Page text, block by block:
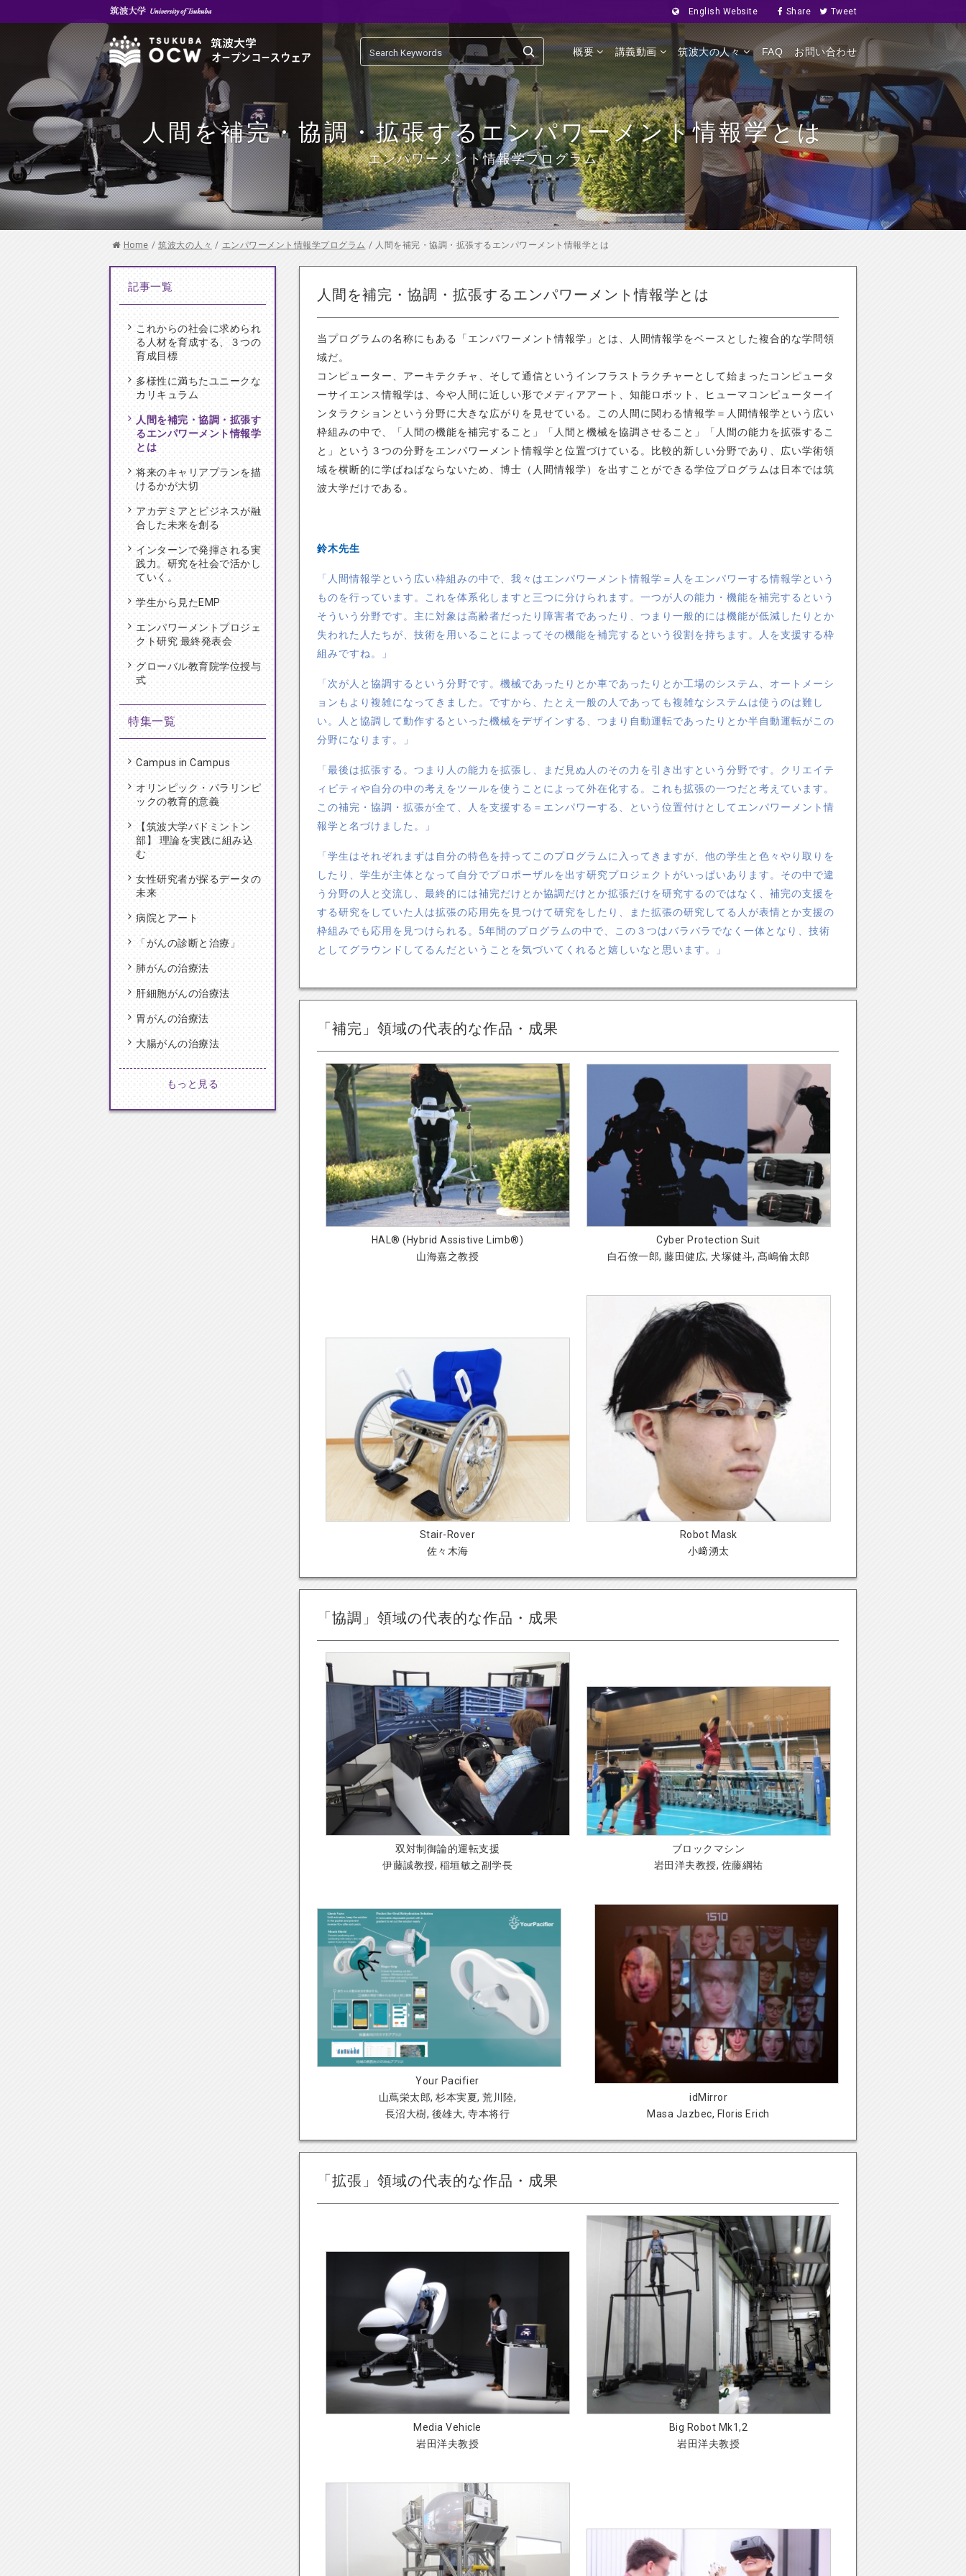
English Website Share Tweet
概要 講義動画 筑波大の人々 FAQ お問い合わせ
人間を補完・協調・拡張するエンパワーメント情報学とは
エンパワーメント情報学プログラム
Home / 筑波大の人々 / エンパワーメント情報学プログラム / 人間を補完・協調・拡張するエンパワーメント情報学とは
人間を補完・協調・拡張するエンパワーメント情報学とは
当プログラムの名称にもある「エンパワーメント情報学」とは、人間情報学をベースとした複合的な学問領
域だ。
コンピューター、アーキテクチャ、そして通信というインフラストラクチャーとして始まったコンピュータ
ーサイエンス情報学は、今や人間に近しい形でメディアアート、知能ロボット、ヒューマコンピューターイ
ンタラクションという分野に大きな広がりを見せている。この人間に関わる情報学＝人間情報学という広い
枠組みの中で、「人間の機能を補完すること」「人間と機械を協調させること」「人間の能力を拡張するこ
と」という３つの分野をエンパワーメント情報学と位置づけている。比較的新しい分野であり、広い学術領
域を横断的に学ばねばならないため、博士（人間情報学）を出すことができる学位プログラムは日本では筑
波大学だけである。
鈴木先生
「人間情報学という広い枠組みの中で、我々はエンパワーメント情報学＝人をエンパワーする情報学という
ものを行っています。これを体系化しますと三つに分けられます。一つが人の能力・機能を補完するという
そういう分野です。主に対象は高齢者だったり障害者であったり、つまり一般的には機能が低減したりとか
失われた人たちが、技術を用いることによってその機能を補完するという役割を持ちます。人を支援する枠
組みですね。」
「次が人と協調するという分野です。機械であったりとか車であったりとか工場のシステム、オートメーシ
ョンもより複雑になってきました。ですから、たとえ一般の人であっても複雑なシステムは使うのは難し
い。人と協調して動作するといった機械をデザインする、つまり自動運転であったりとか半自動運転がこの
分野になります。」
「最後は拡張する。つまり人の能力を拡張し、まだ見ぬ人のその力を引き出すという分野です。クリエイテ
ィビティや自分の中の考えをツールを使うことによって外在化する。これも拡張の一つだと考えています。
この補完・協調・拡張が全て、人を支援する＝エンパワーする、という位置付けとしてエンパワーメント情
報学と名づけました。」
「学生はそれぞれまずは自分の特色を持ってこのプログラムに入ってきますが、他の学生と色々やり取りを
したり、学生が主体となって自分でプロポーザルを出す研究プロジェクトがいっぱいあります。その中で違
う分野の人と交流し、最終的には補完だけとか協調だけとか拡張だけを研究するのではなく、補完の支援を
する研究をしていた人は拡張の応用先を見つけて研究をしたり、また拡張の研究してる人が表情とか支援の
枠組みでも応用を見つけられる。5年間のプログラムの中で、この３つはバラバラでなく一体となり、技術
としてグラウンドしてるんだということを気づいてくれると嬉しいなと思います。」
「補完」領域の代表的な作品・成果
HAL® (Hybrid Assistive Limb®)
山海嘉之教授
Cyber Protection Suit
白石僚一郎, 藤田健広, 犬塚健斗, 髙嶋倫太郎
Stair-Rover
佐々木海
Robot Mask
小﨑湧太
「協調」領域の代表的な作品・成果
双対制御論的運転支援
伊藤誠教授, 稲垣敏之副学長
ブロックマシン
岩田洋夫教授, 佐藤綱祐
Your Pacifier
山蔦栄太郎, 杉本実夏, 荒川陸,
長沼大樹, 後雄大, 寺本将行
idMirror
Masa Jazbec, Floris Erich
「拡張」領域の代表的な作品・成果
Media Vehicle
岩田洋夫教授
Big Robot Mk1,2
岩田洋夫教授
記事一覧
これからの社会に求められ
る人材を育成する、３つの
育成目標
多様性に満ちたユニークな
カリキュラム
人間を補完・協調・拡張す
るエンパワーメント情報学
とは
将来のキャリアプランを描
けるかが大切
アカデミアとビジネスが融
合した未来を創る
インターンで発揮される実
践力。研究を社会で活かし
ていく。
学生から見たEMP
エンパワーメントプロジェ
クト研究 最終発表会
グローバル教育院学位授与
式
特集一覧
Campus in Campus
オリンピック・パラリンピ
ックの教育的意義
【筑波大学バドミントン
部】 理論を実践に組み込
む
女性研究者が探るデータの
未来
病院とアート
「がんの診断と治療」
肺がんの治療法
肝細胞がんの治療法
胃がんの治療法
大腸がんの治療法
もっと見る